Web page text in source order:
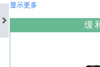
器、给油器及拥有复
显示更多
缓